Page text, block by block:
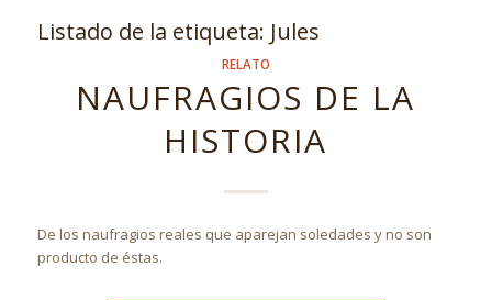
Listado de la etiqueta: Jules
RELATO
NAUFRAGIOS DE LA
HISTORIA
De los naufragios reales que aparejan soledades y no son
producto de éstas.